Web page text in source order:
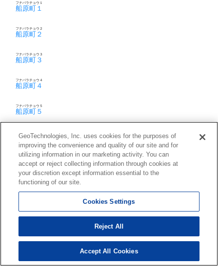
船原町１
フナバラチョウ１
船原町２
フナバラチョウ２
船原町３
フナバラチョウ３
船原町４
フナバラチョウ４
船原町５
フナバラチョウ５
船原町６
船原町７
フナバラチョウ７
ヘイゴウチョウ１
平郷町２
平郷町３
ヘイゴウチョウ４
GeoTechnologies, Inc. uses cookies for the purposes of
improving the convenience and quality of our site and for
utilizing information in our marketing activity. You can
accept or reject collecting information through cookies at
your discretion except information essential to the
functioning of our site.
Cookies Settings
Reject All
Accept All Cookies